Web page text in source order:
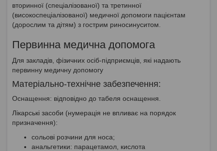
вторинної (спеціалізованої) та третинної
(високоспеціалізованої) медичної допомоги пацієнтам
(дорослим та дітям) з гострим риносинуситом.
Первинна медична допомога
Для закладів, фізичних осіб-підприємців, які надають
первинну медичну допомогу
Матеріально-технічне забезпечення:
Оснащення: відповідно до табеля оснащення.
Лікарські засоби (нумерація не впливає на порядок
призначення):
сольові розчини для носа;
анальгетики: парацетамол, кислота